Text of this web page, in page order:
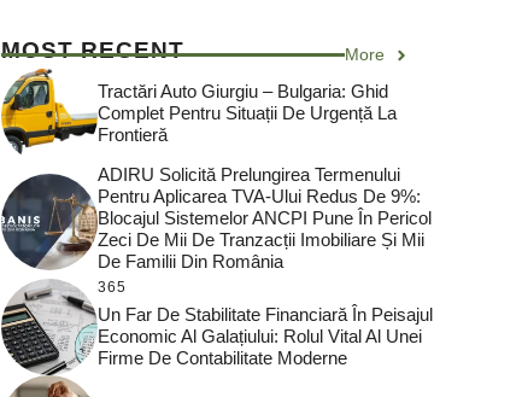
MOST RECENT More
Tractări Auto Giurgiu – Bulgaria: Ghid
Complet Pentru Situații De Urgență La
Frontieră
ADIRU Solicită Prelungirea Termenului
Pentru Aplicarea TVA-Ului Redus De 9%:
Blocajul Sistemelor ANCPI Pune În Pericol
Zeci De Mii De Tranzacții Imobiliare Și Mii
De Familii Din România
365
Un Far De Stabilitate Financiară În Peisajul
Economic Al Galațiului: Rolul Vital Al Unei
Firme De Contabilitate Moderne